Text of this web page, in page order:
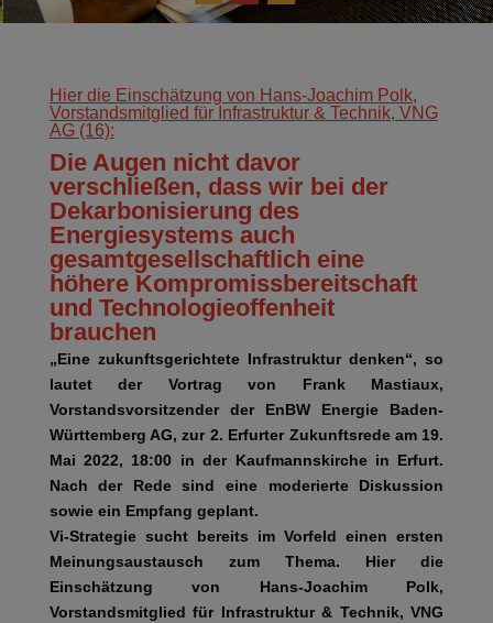
Hier die Einschätzung von Hans-Joachim Polk,
Vorstandsmitglied für Infrastruktur & Technik, VNG
AG (16):
Die Augen nicht davor
verschließen, dass wir bei der
Dekarbonisierung des
Energiesystems auch
gesamtgesellschaftlich eine
höhere Kompromissbereitschaft
und Technologieoffenheit
brauchen
„Eine zukunftsgerichtete Infrastruktur denken“, so
lautet der Vortrag von Frank Mastiaux,
Vorstandsvorsitzender der EnBW Energie Baden-
Württemberg AG, zur 2. Erfurter Zukunftsrede am 19.
Mai 2022, 18:00 in der Kaufmannskirche in Erfurt.
Nach der Rede sind eine moderierte Diskussion
sowie ein Empfang geplant.
Vi-Strategie sucht bereits im Vorfeld einen ersten
Meinungsaustausch zum Thema.
Hier die
Einschätzung von Hans-Joachim Polk,
Vorstandsmitglied für Infrastruktur & Technik, VNG